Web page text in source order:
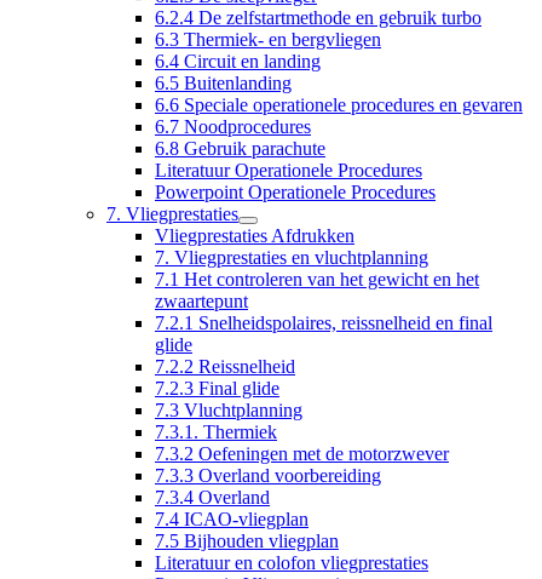
6.2.4 De zelfstartmethode en gebruik turbo
6.3 Thermiek- en bergvliegen
6.4 Circuit en landing
6.5 Buitenlanding
6.6 Speciale operationele procedures en gevaren
6.7 Noodprocedures
6.8 Gebruik parachute
Literatuur Operationele Procedures
Powerpoint Operationele Procedures
7. Vliegprestaties
Vliegprestaties Afdrukken
7. Vliegprestaties en vluchtplanning
7.1 Het controleren van het gewicht en het
zwaartepunt
7.2.1 Snelheidspolaires, reissnelheid en final
glide
7.2.2 Reissnelheid
7.2.3 Final glide
7.3 Vluchtplanning
7.3.1. Thermiek
7.3.2 Oefeningen met de motorzwever
7.3.3 Overland voorbereiding
7.3.4 Overland
7.4 ICAO-vliegplan
7.5 Bijhouden vliegplan
Literatuur en colofon vliegprestaties